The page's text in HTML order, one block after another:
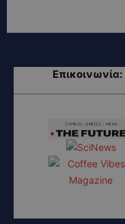
Επικοινωνία: